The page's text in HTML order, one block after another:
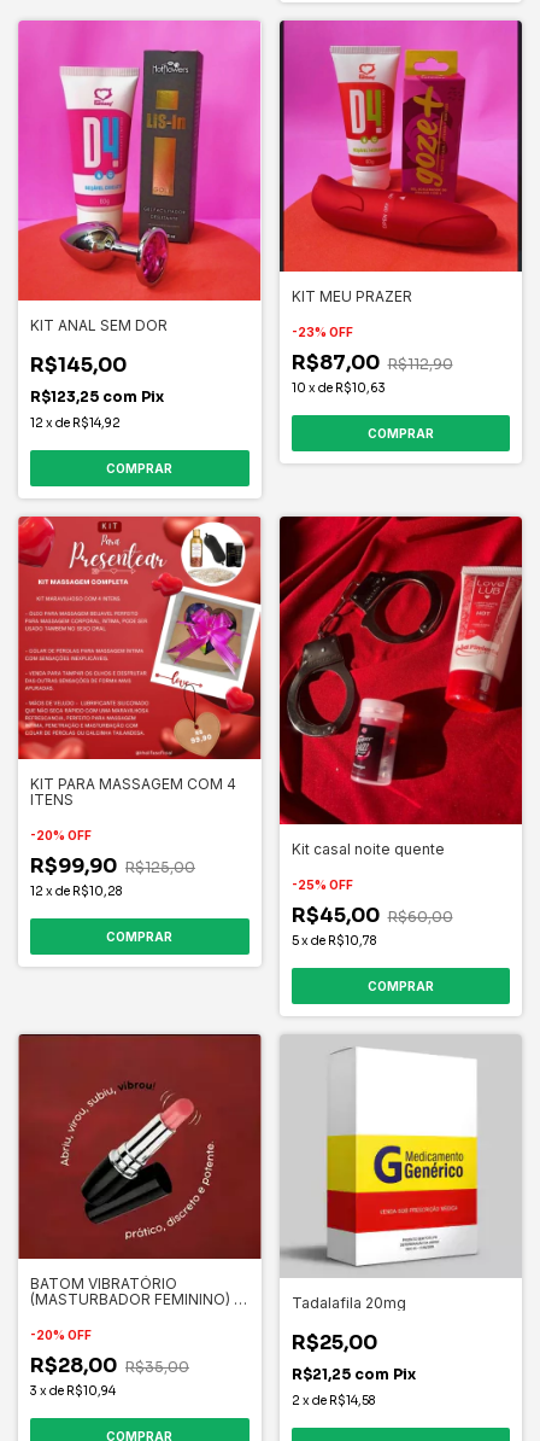
KIT ANAL SEM DOR
R$145,00
R$123,25 com Pix
12 x de R$14,92
KIT MEU PRAZER
-23% OFF
R$87,00 R$112,90
10 xde R$10,63
KIT PARA MASSAGEM COM 4
ITENS
-20% OFF
R$99,90 R$125,00
12 xde R$10,28
Kit casal noite quente
-25% OFF
R$45,00 R$60,00
5xde R$10,78
BATOM VIBRATÓRIO
(MASTURBADOR FEMININO) -
-20% OFF
R$28,00 R$35,00
3 xde R$10,94
Tadalafila 20mg
R$25,00
R$21,25 com Pix
2 x de R$14,58